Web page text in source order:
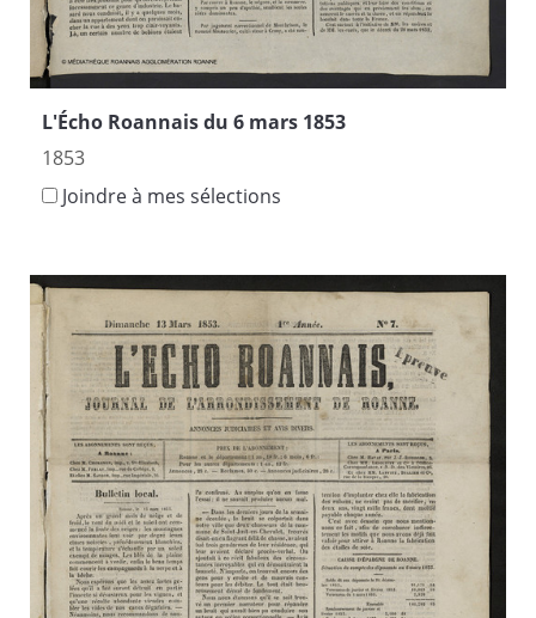
L'Écho Roannais du 6 mars 1853
1853
Joindre à mes sélections